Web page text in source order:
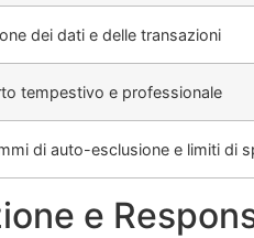
dei dati e delle transazioni
tempestivo e professionale
di auto-esclusione e limiti di
e